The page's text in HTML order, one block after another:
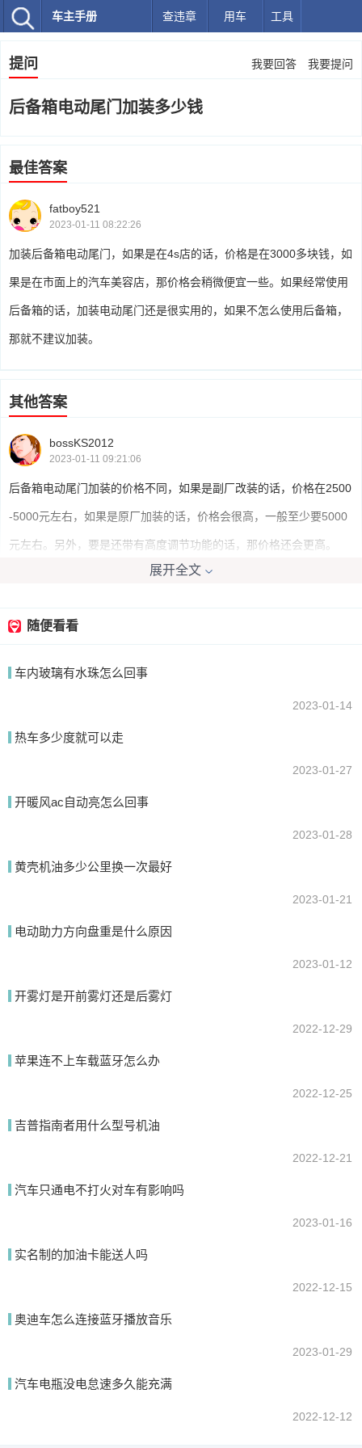
车主手册 查违章 用车 工具
提问 我要回答 我要提问
后备箱电动尾门加装多少钱
最佳答案
fatboy521
2023-01-11 08:22:26
加装后备箱电动尾门，如果是在4s店的话，价格是在3000多块钱，如
果是在市面上的汽车美容店，那价格会稍微便宜一些。如果经常使用
后备箱的话，加装电动尾门还是很实用的，如果不怎么使用后备箱，
那就不建议加装。
其他答案
bossKS2012
2023-01-11 09:21:06
后备箱电动尾门加装的价格不同，如果是副厂改装的话，价格在2500
-5000元左右，如果是原厂加装的话，价格会很高，一般至少要5000
元左右。另外，要是还带有高度调节功能的话，那价格还会更高。
展开全文
随便看看
车内玻璃有水珠怎么回事
2023-01-14
热车多少度就可以走
2023-01-27
开暖风ac自动亮怎么回事
2023-01-28
黄壳机油多少公里换一次最好
2023-01-21
电动助力方向盘重是什么原因
2023-01-12
开雾灯是开前雾灯还是后雾灯
2022-12-29
苹果连不上车载蓝牙怎么办
2022-12-25
吉普指南者用什么型号机油
2022-12-21
汽车只通电不打火对车有影响吗
2023-01-16
实名制的加油卡能送人吗
2022-12-15
奥迪车怎么连接蓝牙播放音乐
2023-01-29
汽车电瓶没电怠速多久能充满
2022-12-12